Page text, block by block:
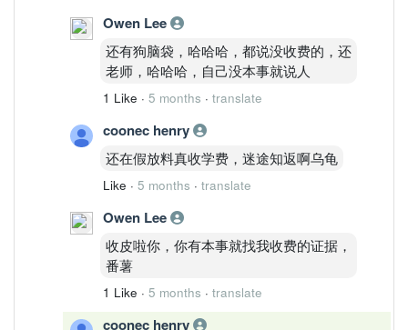
价格
短支撑
14.10
结构支撑
13.80
13.50
第一压力
14.50
15.00
四、路径推演
Path A（45%）
→ 测试 15.00
Path B（40%）
Owen Lee
还有狗脑袋，哈哈哈，都说没收费的，还
老师，哈哈哈，自己没本事就说人
1 Like · 5 months · translate
coonec henry
还在假放料真收学费，迷途知返啊乌龟
Like · 5 months · translate
Owen Lee
收皮啦你，你有本事就找我收费的证据，
番薯
1 Like · 5 months · translate
coonec henry